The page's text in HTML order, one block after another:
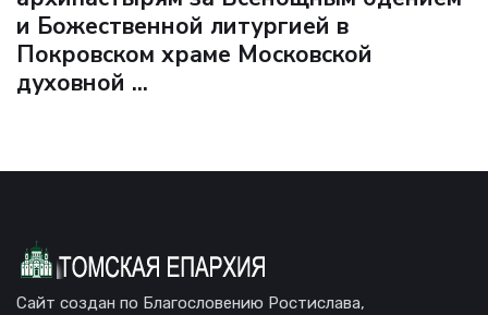
и Божественной литургией в
Покровском храме Московской
духовной ...
Сайт создан по Благословению Ростислава,